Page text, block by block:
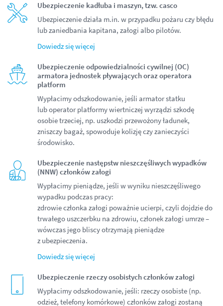
Ubezpieczenie kadłuba i maszyn, tzw. casco
Ubezpieczenie działa m.in. w przypadku pożaru czy błędu
lub zaniedbania kapitana, załogi albo pilotów.
Dowiedz się więcej
Ubezpieczenie odpowiedzialności cywilnej (OC)
armatora jednostek pływających oraz operatora
platform
Wypłacimy odszkodowanie, jeśli armator statku
lub operator platformy wiertniczej wyrządzi szkodę
osobie trzeciej, np. uszkodzi przewożony ładunek,
zniszczy bagaż, spowoduje kolizję czy zanieczyści
środowisko.
Ubezpieczenie następstw nieszczęśliwych wypadków
(NNW) członków załogi
Wypłacimy pieniądze, jeśli w wyniku nieszczęśliwego
wypadku podczas pracy:
zdrowie członka załogi poważnie ucierpi, czyli dojdzie do
trwałego uszczerbku na zdrowiu, członek załogi umrze –
wówczas jego bliscy otrzymają pieniądze
z ubezpieczenia.
Dowiedz się więcej
Ubezpieczenie rzeczy osobistych członków załogi
Wypłacimy odszkodowanie, jeśli: rzeczy osobiste (np.
odzież, telefony komórkowe) członków załogi zostaną